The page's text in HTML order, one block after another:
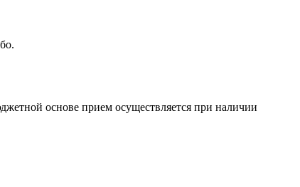
основе прием осуществляется при наличии